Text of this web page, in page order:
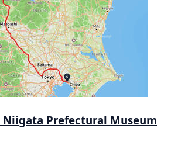
Prefectural Museum